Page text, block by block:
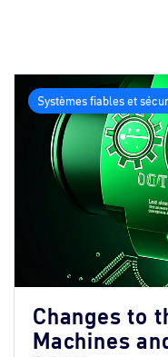
Systèmes fiables et
Changes to
Machines